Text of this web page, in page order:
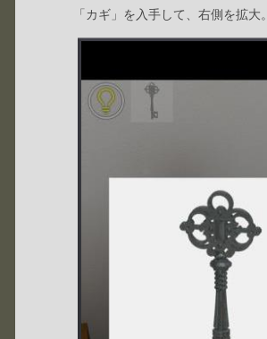
「カギ」を入手して、右側を拡大。